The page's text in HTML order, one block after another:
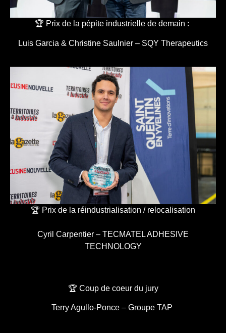
🏆 Prix de la pépite industrielle de demain :
Luis Garcia & Christine Saulnier – SQY Therapeutics
🏆 Prix de la réindustrialisation / relocalisation
Cyril Carpentier – TECMATEL ADHESIVE
TECHNOLOGY
🏆 Coup de coeur du jury
Terry Agullo-Ponce – Groupe TAP